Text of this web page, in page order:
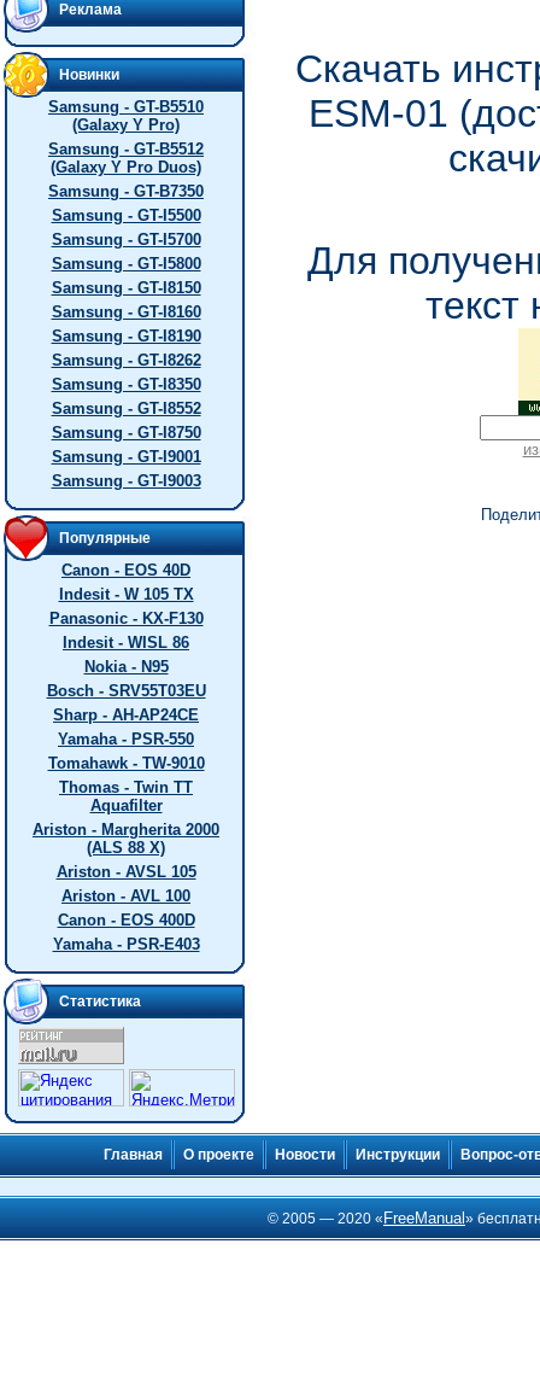
Реклама
Новинки
Samsung - GT-B5510
(Galaxy Y Pro)
Samsung - GT-B5512
(Galaxy Y Pro Duos)
Samsung - GT-B7350
Samsung - GT-I5500
Samsung - GT-I5700
Samsung - GT-I5800
Samsung - GT-I8150
Samsung - GT-I8160
Samsung - GT-I8190
Samsung - GT-I8262
Samsung - GT-I8350
Samsung - GT-I8552
Samsung - GT-I8750
Samsung - GT-I9001
Samsung - GT-I9003
Популярные
Canon - EOS 40D
Indesit - W 105 TX
Panasonic - KX-F130
Indesit - WISL 86
Nokia - N95
Bosch - SRV55T03EU
Sharp - AH-AP24CE
Yamaha - PSR-550
Tomahawk - TW-9010
Thomas - Twin TT
Aquafilter
Ariston - Margherita 2000
(ALS 88 X)
Ariston - AVSL 105
Ariston - AVL 100
Canon - EOS 400D
Yamaha - PSR-E403
Статистика
Скачать
ESM-01
Для
текст
Главная О проекте Новости Инструкции Вопрос-
© 2005 — 2020 « FreeManual»